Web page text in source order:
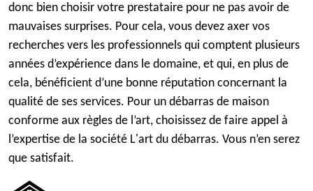
donc bien choisir votre prestataire pour ne pas avoir de
mauvaises surprises. Pour cela, vous devez axer vos
recherches vers les professionnels qui comptent plusieurs
années d’expérience dans le domaine, et qui, en plus de
cela, bénéficient d’une bonne réputation concernant la
qualité de ses services. Pour un débarras de maison
conforme aux règles de l’art, choisissez de faire appel à
l’expertise de la société L'art du débarras. Vous n’en serez
que satisfait.